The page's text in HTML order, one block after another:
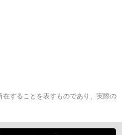
することを表すものであり、実際の